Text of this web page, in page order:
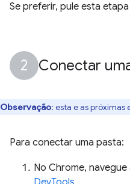
Se preferir, pule esta
Conectar
Observação: esta e as próximas
Para conectar uma pasta:
No Chrome,